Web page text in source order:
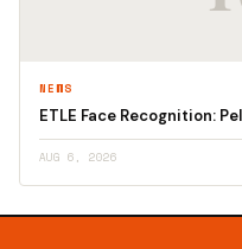
NEWS
ETLE Face Recognition:
AUG 6, 2026